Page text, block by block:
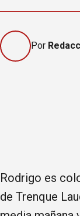
Por
Rodrigo es
de Trenque